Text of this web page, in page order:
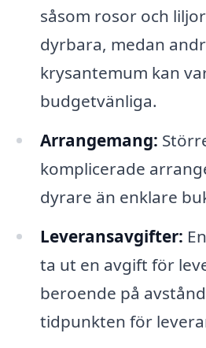
såsom rosor och
dyrbara, medan
krysantemum kan
budgetvänliga.
Arrangemang:
komplicerade
dyrare än enklare
Leveransavgifter:
ta ut en avgift för
beroende på
tidpunkten för